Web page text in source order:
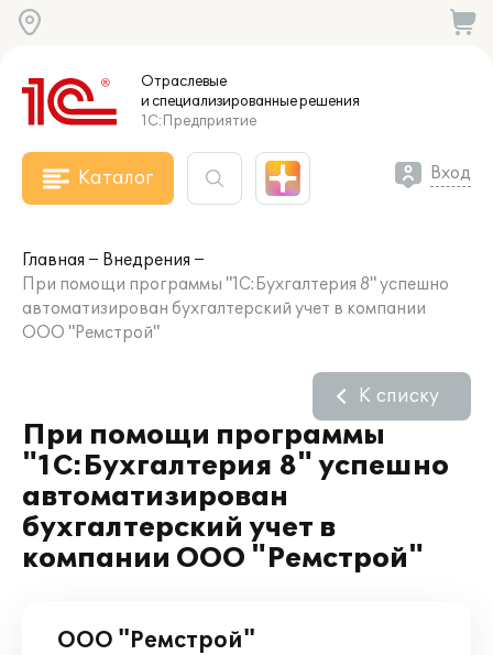
Отраслевые
и специализированныерешения
1С:Предприятие
Каталог Вход
Главная
Внедрения
При помощи программы "1С:Бухгалтерия 8" успешно
автоматизирован бухгалтерский учет в компании
ООО "Ремстрой"
При помощи программы
"1С:Бухгалтерия 8" успешно
автоматизирован
бухгалтерский учет в
компании ООО "Ремстрой"
К списку
ООО "Ремстрой"